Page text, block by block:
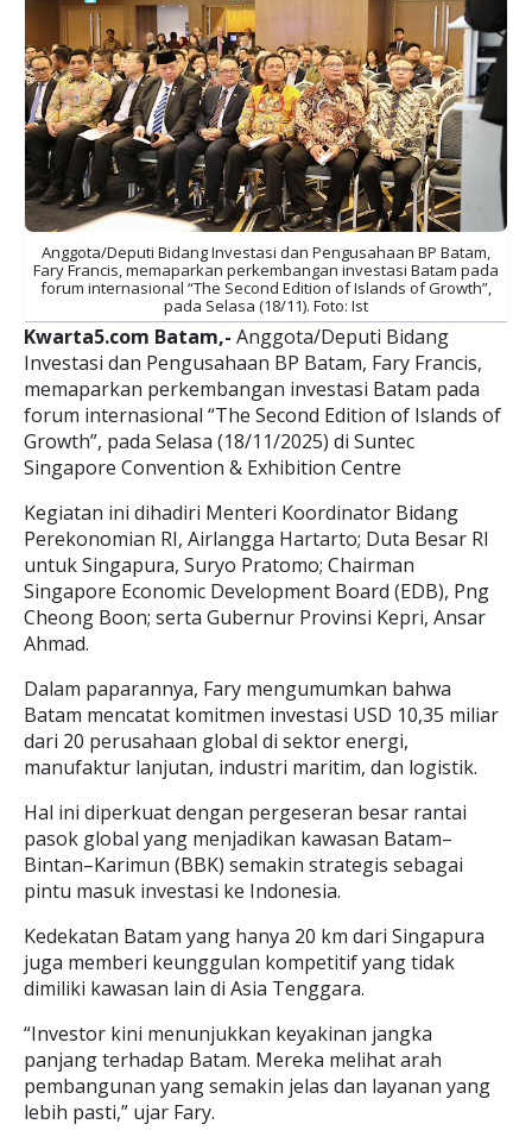
Anggota/Deputi Bidang Investasi dan Pengusahaan BP Batam,
Fary Francis, memaparkan perkembangan investasi Batam pada
forum internasional “The Second Edition of Islands of Growth”,
pada Selasa (18/11). Foto: Ist
Kwarta5.com Batam,- Anggota/Deputi Bidang
Investasi dan Pengusahaan BP Batam, Fary Francis,
memaparkan perkembangan investasi Batam pada
forum internasional “The Second Edition of Islands of
Growth”, pada Selasa (18/11/2025) di Suntec
Singapore Convention & Exhibition Centre
Kegiatan ini dihadiri Menteri Koordinator Bidang
Perekonomian RI, Airlangga Hartarto; Duta Besar RI
untuk Singapura, Suryo Pratomo; Chairman
Singapore Economic Development Board (EDB), Png
Cheong Boon; serta Gubernur Provinsi Kepri, Ansar
Ahmad.
Dalam paparannya, Fary mengumumkan bahwa
Batam mencatat komitmen investasi USD 10,35 miliar
dari 20 perusahaan global di sektor energi,
manufaktur lanjutan, industri maritim, dan logistik.
Hal ini diperkuat dengan pergeseran besar rantai
pasok global yang menjadikan kawasan Batam–
Bintan–Karimun (BBK) semakin strategis sebagai
pintu masuk investasi ke Indonesia.
Kedekatan Batam yang hanya 20 km dari Singapura
juga memberi keunggulan kompetitif yang tidak
dimiliki kawasan lain di Asia Tenggara.
“Investor kini menunjukkan keyakinan jangka
panjang terhadap Batam. Mereka melihat arah
pembangunan yang semakin jelas dan layanan yang
lebih pasti,” ujar Fary.